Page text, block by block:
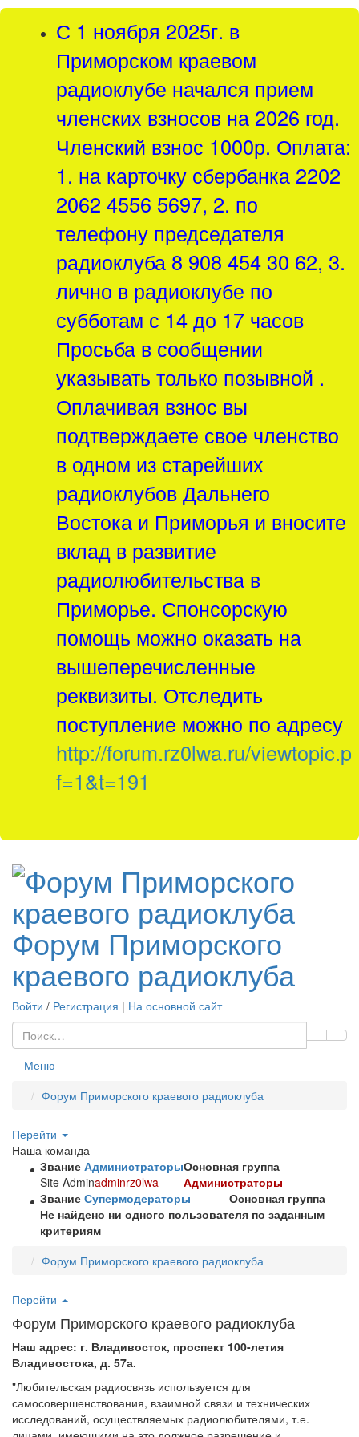
С 1 ноября 2025г. в
Приморском краевом
радиоклубе начался прием
членских взносов на 2026 год.
Членский взнос 1000р. Оплата:
1. на карточку сбербанка 2202
2062 4556 5697, 2. по
телефону председателя
радиоклуба 8 908 454 30 62, 3.
лично в радиоклубе по
субботам с 14 до 17 часов
Просьба в сообщении
указывать только позывной .
Оплачивая взнос вы
подтверждаете свое членство
в одном из старейших
радиоклубов Дальнего
Востока и Приморья и вносите
вклад в развитие
радиолюбительства в
Приморье. Спонсорскую
помощь можно оказать на
вышеперечисленные
реквизиты. Отследить
поступление можно по адресу
http://forum.rz0lwa.ru/
f=1&t=191
Форум Приморского
краевого радиоклуба
Войти / Регистрация | На основной сайт
Меню
Форум Приморского краевого радиоклуба
Перейти
Наша команда
Звание АдминистраторыОсновная группа
Site Adminadminrz0lwa
Администраторы
Звание Супермодераторы
Основная группа
Не найдено ни одного пользователя по заданным
критериям
Форум Приморского краевого радиоклуба
Перейти
Форум Приморского краевого радиоклуба
Наш адрес: г. Владивосток, проспект 100-летия
Владивостока, д. 57а.
"Любительская радиосвязь используется для
самосовершенствования, взаимной связи и технических
исследований, осуществляемых радиолюбителями, т.е.